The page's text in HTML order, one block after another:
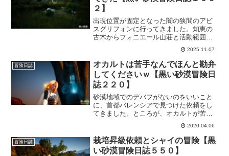
２】
出現位置が固定となった闇の狭間のアビ
スグリフォンに行ってきました。知恵の
古木からフォニエール山荘と活動範囲に
近いところに来てくれたのはありがたい
ことです。が。山の中では戦いにくいの
では？という気がしたのでとりあえず行
ってきました。
2025.11.07
冒険日誌
オカルトは苦手なんでほんと勘弁
してくださいｗ【黒い砂漠冒険日
誌２２０】
砂漠地域でのデバフがないのをいいこと
に、首都バレンシアで見つけた依頼をし
てきました。ところが、オカルトが苦手
な私にそっち系の依頼とは…。すぐに終
わって連続依頼じゃなかったからいいけ
ど、出来れば勘弁してくださいｗ
2020.04.06
冒険日誌
栽培昇級依頼とシャイの冒険【黒
い砂漠冒険日誌５５０】